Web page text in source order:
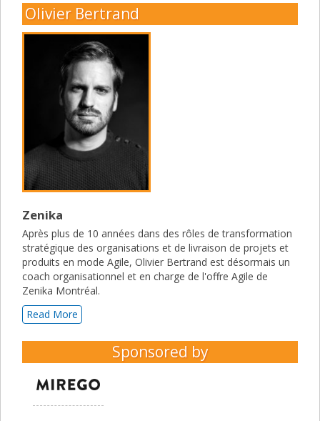
Olivier Bertrand
Zenika
Après plus de 10 années dans des rôles de transformation
stratégique des organisations et de livraison de projets et
produits en mode Agile, Olivier Bertrand est désormais un
coach organisationnel et en charge de l'offre Agile de
Zenika Montréal.
Read More
Sponsored by